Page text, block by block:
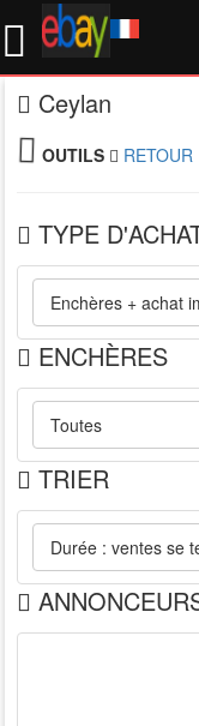
Ceylan
OUTILS RETOUR
TYPE
ENCHÈRES
TRIER